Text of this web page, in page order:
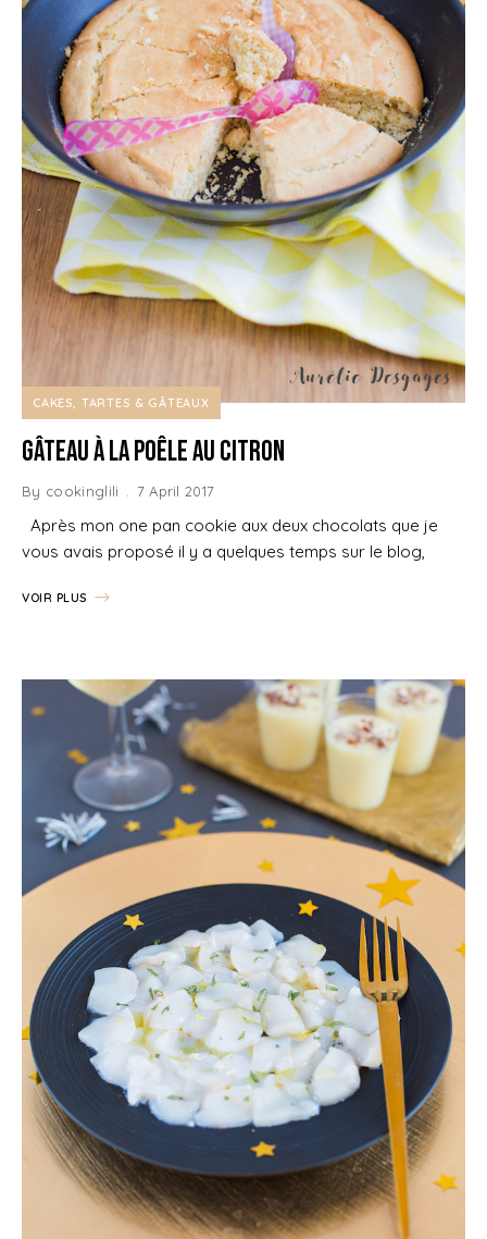
CAKES, TARTES & GÂTEAUX
Gâteau à la poêle au Citron
By cookinglili 7 April 2017
Après mon one pan cookie aux deux chocolats que je
vous avais proposé il y a quelques temps sur le blog,
VOIR PLUS